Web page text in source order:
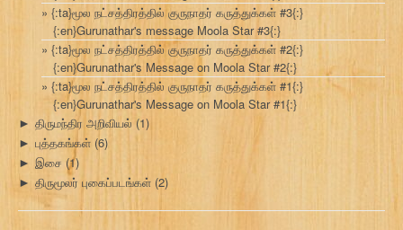
{:ta}மூல நட்சத்திரத்தில் குருநாதர் கருத்துக்கள் #3{:}
{:en}Gurunathar's message Moola Star #3{:}
{:ta}மூல நட்சத்திரத்தில் குருநாதர் கருத்துக்கள் #2{:}
{:en}Gurunathar's Message on Moola Star #2{:}
{:ta}மூல நட்சத்திரத்தில் குருநாதர் கருத்துக்கள் #1{:}
{:en}Gurunathar's Message on Moola Star #1{:}
► திருமந்திர அறிவியல் (1)
► புத்தகங்கள் (6)
► இசை (1)
► திருமூலர் புகைப்படங்கள் (2)